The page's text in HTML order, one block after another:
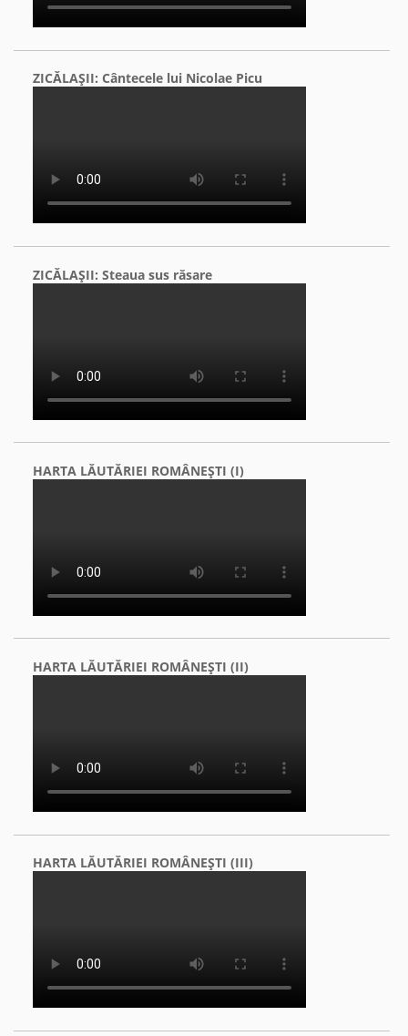
ZICĂLAŞII: Cântecele lui Nicolae Picu
ZICĂLAŞII: Steaua sus răsare
HARTA LĂUTĂRIEI ROMÂNEŞTI (I)
HARTA LĂUTĂRIEI ROMÂNEŞTI (II)
HARTA LĂUTĂRIEI ROMÂNEŞTI (III)